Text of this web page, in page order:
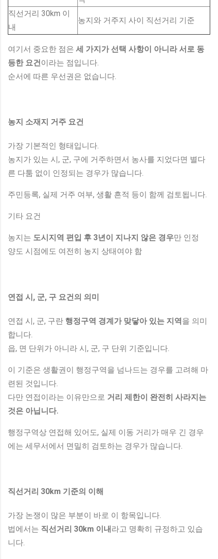
직선거리 30km 이
내
농지와 거주지 사이 직선거리 기준
여기서 중요한 점은 세 가지가 선택 사항이 아니라 서로 동
등한 요건이라는 점입니다.
순서에 따른 우선권은 없습니다.
농지 소재지 거주 요건
가장 기본적인 형태입니다.
농지가 있는 시, 군, 구에 거주하면서 농사를 지었다면 별다
른 다툼 없이 인정되는 경우가 많습니다.
주민등록, 실제 거주 여부, 생활 흔적 등이 함께 검토됩니다.
기타 요건
농지는 도시지역 편입 후 3년이 지나지 않은 경우만 인정
양도 시점에도 여전히 농지 상태여야 함
연접 시, 군, 구 요건의 의미
연접 시, 군, 구란 행정구역 경계가 맞닿아 있는 지역을 의미
합니다.
읍, 면 단위가 아니라 시, 군, 구 단위 기준입니다.
이 기준은 생활권이 행정구역을 넘나드는 경우를 고려해 마
련된 것입니다.
다만 연접이라는 이유만으로 거리 제한이 완전히 사라지는
것은 아닙니다.
행정구역상 연접해 있어도, 실제 이동 거리가 매우 긴 경우
에는 세무서에서 면밀히 검토하는 경우가 많습니다.
직선거리 30km 기준의 이해
가장 논쟁이 많은 부분이 바로 이 항목입니다.
법에서는 직선거리 30km 이내 라고 명확히 규정하고 있습
니다.